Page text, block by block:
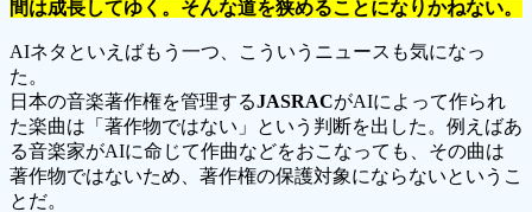
間は成長してゆく。そんな道を狭めることになりかねない。
AIネタといえばもう一つ、こういうニュースも気になっ
た。
日本の音楽著作権を管理するJASRACがAIによって作られ
た楽曲は「著作物ではない」という判断を出した。例えばあ
る音楽家がAIに命じて作曲などをおこなっても、その曲は
著作物ではないため、著作権の保護対象にならないというこ
とだ。